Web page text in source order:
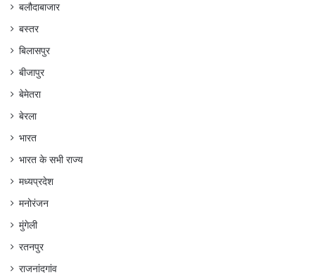
बलौदाबाजार
बस्तर
बिलासपुर
बीजापुर
बेमेतरा
बेरला
भारत
भारत के सभी राज्य
मध्यप्रदेश
मनोरंजन
मुंगेली
रतनपुर
राजनांदगांव